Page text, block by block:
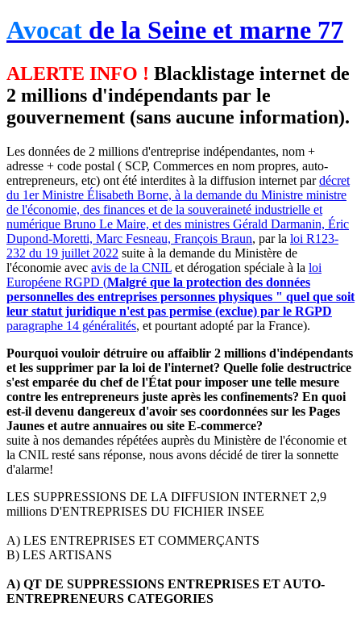
Avocat de la Seine et marne 77
ALERTE INFO ! Blacklistage internet de
2 millions d'indépendants par le
gouvernement (sans aucune information).
Les données de 2 millions d'entreprise indépendantes, nom +
adresse + code postal ( SCP, Commerces en nom propres, auto-
entrepreneurs, etc) ont été interdites à la diffusion internet pardécret
du 1er Ministre Élisabeth Borne, à la demande du Ministre ministre
de l'économie, des finances et de la souveraineté industrielle et
numérique Bruno Le Maire, et des ministres Gérald Darmanin, Éric
Dupond-Moretti, Marc Fesneau, François Braun, par la loi R123-
232 du 19 juillet 2022 suite à la demande du Ministère de
l'économie avec avis de la CNIL et dérogation spéciale à la loi
Européene RGPD (Malgré que la protection des données
personnelles des entreprises personnes physiques " quel que soit
leur statut juridique n'est pas permise (exclue) par le RGPD
paragraphe 14 généralités, et pourtant adopté par la France).
Pourquoi vouloir détruire ou affaiblir 2 millions d'indépendants
et les supprimer par la loi de l'internet? Quelle folie destructrice
s'est emparée du chef de l'État pour imposer une telle mesure
contre les entrepreneurs juste après les confinements? En quoi
est-il devenu dangereux d'avoir ses coordonnées sur les Pages
Jaunes et autre annuaires ou site E-commerce?
suite à nos demandes répétées auprès du Ministère de l'économie et
la CNIL resté sans réponse, nous avons décidé de tirer la sonnette
d'alarme!
LES SUPPRESSIONS DE LA DIFFUSION INTERNET 2,9
millions D'ENTREPRISES DU FICHIER INSEE
A) LES ENTREPRISES ET COMMERÇANTS
B) LES ARTISANS
A) QT DE SUPPRESSIONS ENTREPRISES ET AUTO-
ENTREPRENEURS CATEGORIES